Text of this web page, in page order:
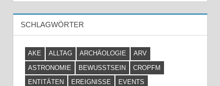
SCHLAGWÖRTER
AKE ALLTAG ARCHÄOLOGIE
ARV
ASTRONOMIE
BEWUSSTSEIN
CROPFM
ENTITÄTEN
EREIGNISSE
EVENTS